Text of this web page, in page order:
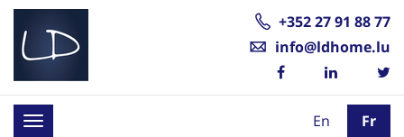
+352 27 91 88 77
info@ldhome.lu
Toggle
En Fr